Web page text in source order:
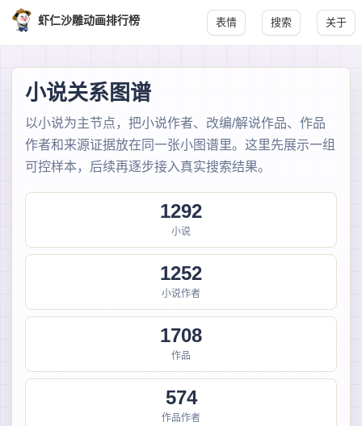
虾仁沙雕动画排行榜 表情 搜索 关于
小说关系图谱
以小说为主节点，把小说作者、改编/解说作品、作品
作者和来源证据放在同一张小图谱里。这里先展示一组
可控样本，后续再逐步接入真实搜索结果。
1292
小说
1252
小说作者
1708
作品
574
作品作者